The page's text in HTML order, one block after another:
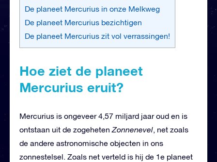
De planeet Mercurius in onze Melkweg
De planeet Mercurius bezichtigen
De planeet Mercurius zit vol verrassingen!
Hoe ziet de planeet
Mercurius eruit?
Mercurius is ongeveer 4,57 miljard jaar oud en is
ontstaan uit de zogehetenZonnenevel, net zoals
de andere astronomische objecten in ons
zonnestelsel. Zoals net verteld is hij de 1e planeet